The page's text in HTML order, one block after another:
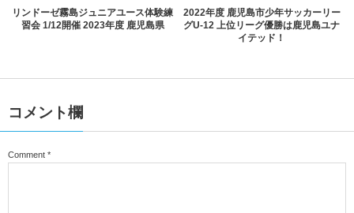
リンドーゼ霧島ジュニアユース体験練
習会 1/12開催 2023年度 鹿児島県
2022年度 鹿児島市少年サッカーリー
グU-12 上位リーグ優勝は鹿児島ユナ
イテッド！
コメント欄
Comment *